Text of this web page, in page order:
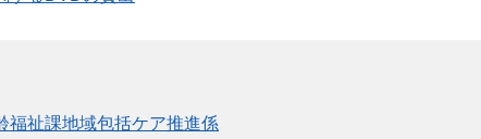
福祉課地域包括ケア推進係